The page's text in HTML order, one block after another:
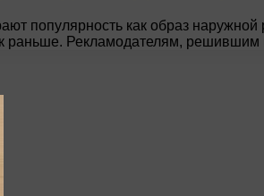
популярность как образ
раньше. Рекламодателям, решившим